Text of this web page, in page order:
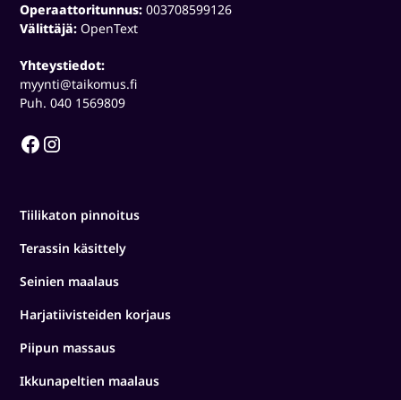
Operaattoritunnus:003708599126
Välittäjä:OpenText
Yhteystiedot:
myynti@taikomus.fi
Puh. 040 1569809
Tiilikaton pinnoitus
Terassin käsittely
Seinien maalaus
Harjatiivisteiden korjaus
Piipun massaus
Ikkunapeltien maalaus